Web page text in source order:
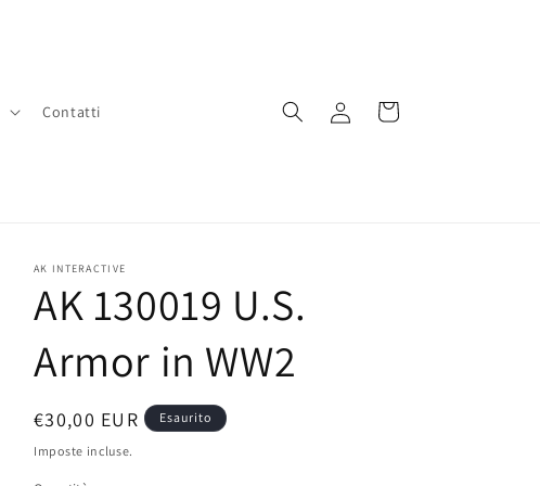
Contatti Accedi Carrello
AK INTERACTIVE
AK 130019 U.S.
Armor in WW2
Prezzo
di
listino
€30,00 EUR Esaurito
Imposte incluse.